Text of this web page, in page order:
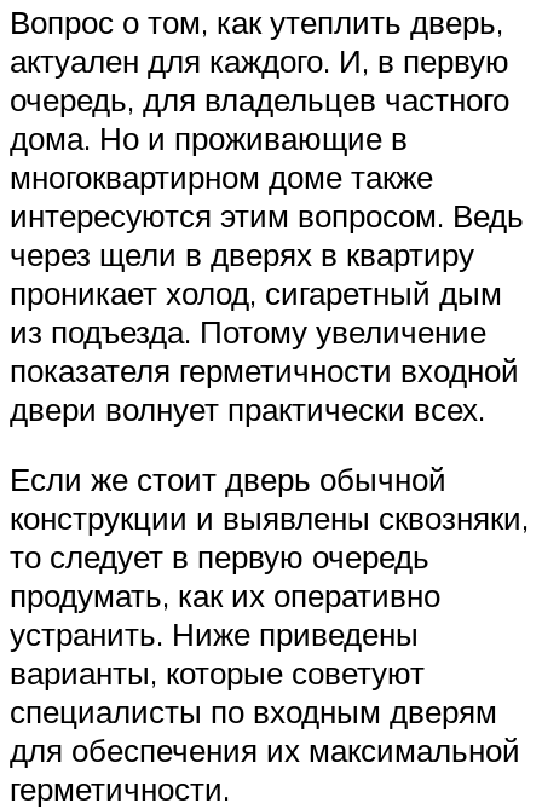
Вопрос о том, как утеплить дверь,
актуален для каждого. И, в первую
очередь, для владельцев частного
дома. Но и проживающие в
многоквартирном доме также
интересуются этим вопросом. Ведь
через щели в дверях в квартиру
проникает холод, сигаретный дым
из подъезда. Потому увеличение
показателя герметичности входной
двери волнует практически всех.
Если же стоит дверь обычной
конструкции и выявлены сквозняки,
то следует в первую очередь
продумать, как их оперативно
устранить. Ниже приведены
варианты, которые советуют
специалисты по входным дверям
для обеспечения их максимальной
герметичности.